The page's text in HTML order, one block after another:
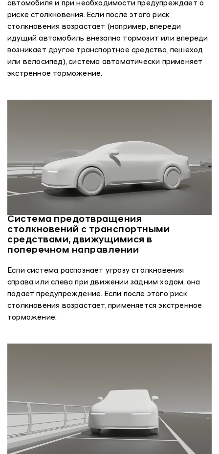
автомобиля и при необходимости предупреждает о
риске столкновения. Если после этого риск
столкновения возрастает (например, впереди
идущий автомобиль внезапно тормозит или впереди
возникает другое транспортное средство, пешеход
или велосипед), система автоматически применяет
экстренное торможение.
Система предотвращения
столкновений с транспортными
средствами, движущимися в
поперечном направлении
Если система распознает угрозу столкновения
справа или слева при движении задним ходом, она
подает предупреждение. Если после этого риск
столкновения возрастает, применяется экстренное
торможение.